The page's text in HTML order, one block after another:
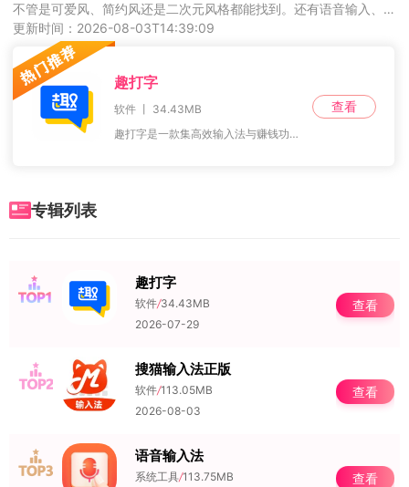
不管是可爱风、简约风还是二次元风格都能找到。还有语音输入、
联想打字、emoji联想等实用功能，不仅打字效率更高，还能让你的
输入界面更有个性。
更新时间：2026-08-03T14:39:09
趣打字
软件 丨 34.43MB
趣打字是一款集高效输入法与赚钱功能于一体的应用，为用户带来了全新的打字体验。用户在日常聊天、发消息或浏览新闻等操作中，既能享受流畅的输入服务，又能轻松获取额外收
查看
专辑列表
NO.1 趣打字
软件/34.43MB
2026-07-29
查看
NO.2 搜猫输入法正版
软件/113.05MB
2026-08-03
查看
NO.3 语音输入法
系统工具/113.75MB
查看